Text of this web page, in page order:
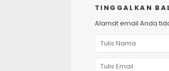
TINGGALKAN
Alamat email Anda